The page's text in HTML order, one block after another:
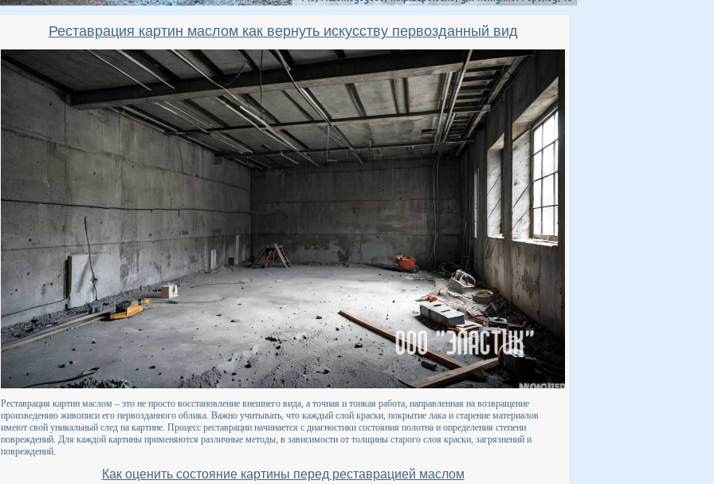
Реставрация картин маслом как вернуть искусству первозданный вид
Реставрация картин маслом – это не просто восстановление внешнего вида, а точная и тонкая работа, направленная на возвращение
произведению живописи его первозданного облика. Важно учитывать, что каждый слой краски, покрытие лака и старение материалов
имеют свой уникальный след на картине. Процесс реставрации начинается с диагностики состояния полотна и определения степени
повреждений. Для каждой картины применяются различные методы, в зависимости от толщины старого слоя краски, загрязнений и
повреждений.
Как оценить состояние картины перед реставрацией маслом